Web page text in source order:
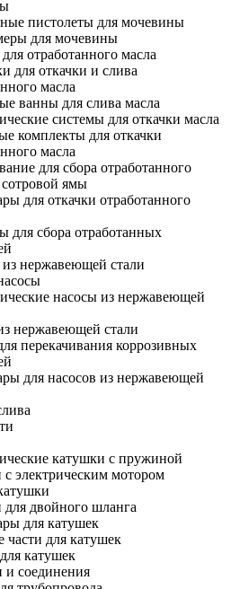
пистолеты для мочевины
для мочевины
отработанного масла
для откачки и слива
масла
ванны для слива масла
системы для откачки масла
комплекты для откачки
масла
для сбора отработанного
сотровой ямы
для откачки отработанного
для сбора отработанных
нержавеющей стали
насосы из нержавеющей
нержавеющей стали
перекачивания коррозивных
для насосов из нержавеющей
катушки с пружиной
электрическим мотором
двойного шланга
для катушек
части для катушек
катушек
соединения